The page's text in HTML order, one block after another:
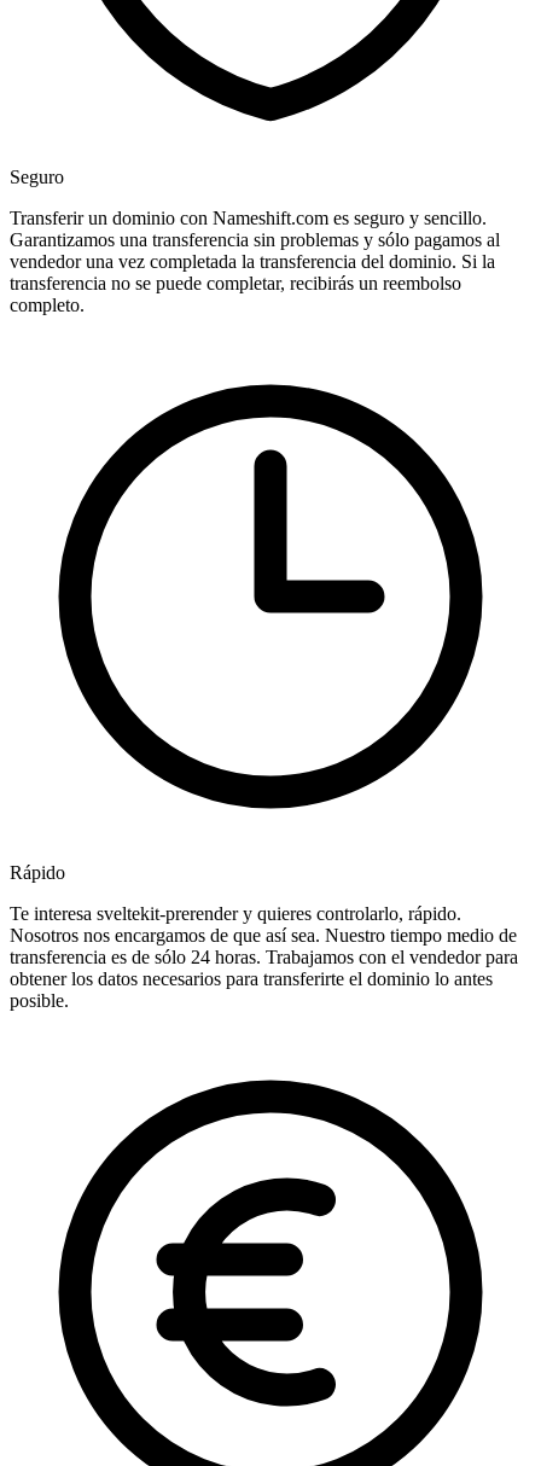
Seguro
Transferir un dominio con Nameshift.com es seguro y sencillo.
Garantizamos una transferencia sin problemas y sólo pagamos al
vendedor una vez completada la transferencia del dominio. Si la
transferencia no se puede completar, recibirás un reembolso
completo.
Rápido
Te interesa sveltekit-prerender y quieres controlarlo, rápido.
Nosotros nos encargamos de que así sea. Nuestro tiempo medio de
transferencia es de sólo 24 horas. Trabajamos con el vendedor para
obtener los datos necesarios para transferirte el dominio lo antes
posible.